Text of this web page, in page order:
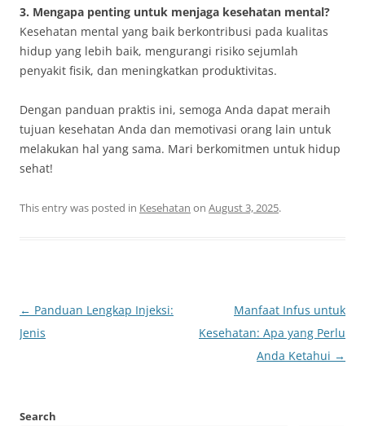
3. Mengapa penting untuk menjaga kesehatan mental?
Kesehatan mental yang baik berkontribusi pada kualitas
hidup yang lebih baik, mengurangi risiko sejumlah
penyakit fisik, dan meningkatkan produktivitas.
Dengan panduan praktis ini, semoga Anda dapat meraih
tujuan kesehatan Anda dan memotivasi orang lain untuk
melakukan hal yang sama. Mari berkomitmen untuk hidup
sehat!
This entry was posted in Kesehatan on August 3, 2025.
Post
navigation
← Panduan Lengkap Injeksi:
Jenis
Manfaat Infus untuk
Kesehatan: Apa yang Perlu
Anda Ketahui →
Search